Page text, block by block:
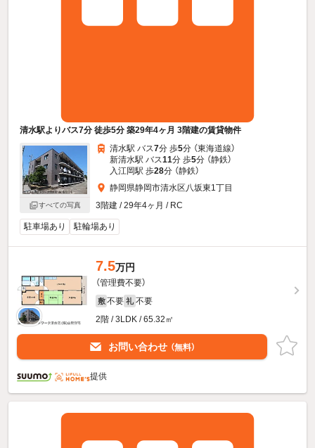
清水駅よりバス7分 徒歩5分 築29年4ヶ月 3階建の賃貸物件
すべての写真
清水駅 バス7分 歩5分 （東海道線）
新清水駅 バス11分 歩5分 （静鉄）
入江岡駅 歩28分 （静鉄）
静岡県静岡市清水区八坂東1丁目
3階建 / 29年4ヶ月 / RC
駐車場あり 駐輪場あり
7.5万円
（管理費不要）
敷 不要 礼 不要
2階 / 3LDK / 65.32㎡
お問い合わせ （無料）
提供